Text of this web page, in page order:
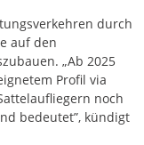
durch
auf den
„Ab 2025
Profil via
noch
bedeutet”, kündigt